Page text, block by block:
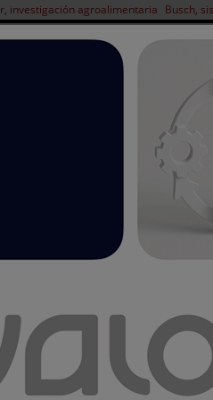
investigación agroalimentaria Busch,
ARTÍCULOS